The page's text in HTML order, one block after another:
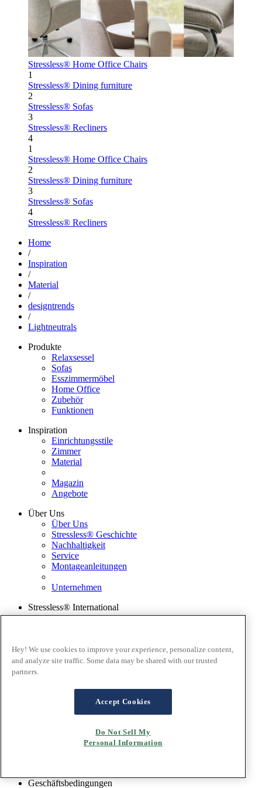
Stressless® Home Office Chairs
1
Stressless® Dining furniture
2
Stressless® Sofas
3
Stressless® Recliners
4
1
Stressless® Home Office Chairs
2
Stressless® Dining furniture
3
Stressless® Sofas
4
Stressless® Recliners
Home
/
Inspiration
/
Material
/
designtrends
/
Lightneutrals
Produkte
Relaxsessel
Sofas
Esszimmermöbel
Home Office
Zubehör
Funktionen
Inspiration
Einrichtungsstile
Zimmer
Material
Magazin
Angebote
Über Uns
Über Uns
Stressless® Geschichte
Nachhaltigkeit
Service
Montageanleitungen
Unternehmen
Stressless® International
Land ändern
Ekornes Gruppe
Service
Katalog
Muster bestellen
Stressless @home App
Ausstellungsstücke
Geschäftsbedingungen
Hey! We use cookies to improve your experience, personalize content,
and analyze site traffic. Some data may be shared with our trusted
partners.
Accept Cookies
Do Not Sell My
Personal Information